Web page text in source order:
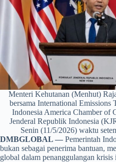
Menteri Kehutanan (Menhut)
bersama International
Indonesia America Chamber of
Jenderal Republik Indonesia
Senin (11/5/2026) waktu
DMBGLOBAL — Pemerintah
bukan sebagai penerima bantuan,
global dalam penanggulangan krisis